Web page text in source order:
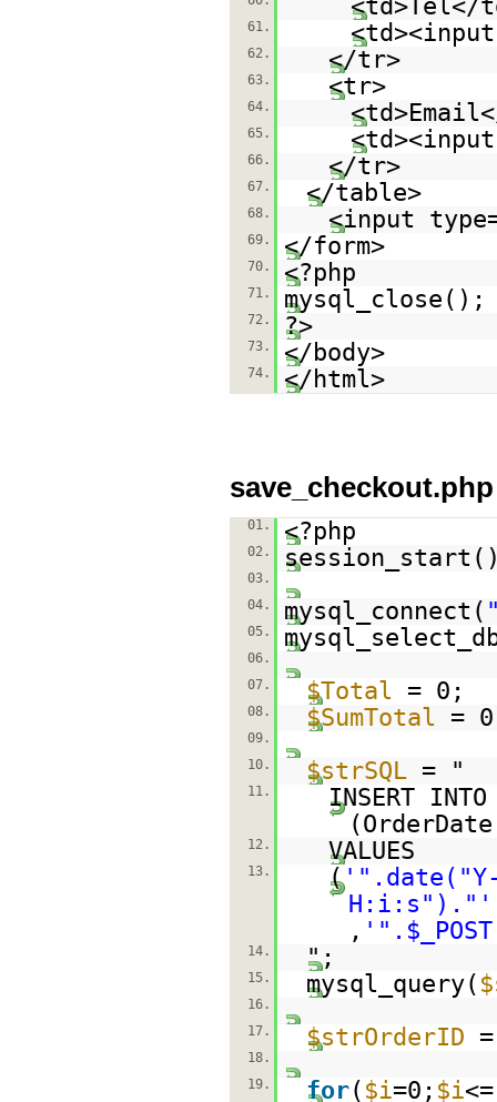
<td>Tel</
61.
62. </tr>
63. <tr>
64.
65.
66. </tr>
67. </table>
68. <input
69. </form>
70. <?php
71. mysql_close();
72. ?>
73. </body>
74. </html>
save_checkout.php
01. <?php
02.
03.
04.
mysql_connect(
05.
06.
07.
$Total = 0;
08. $SumTotal =
09.
10.
$strSQL = "
11.
INSERT
12. VALUES
13. ('".date("Y-
H:i:s")."'
,
14. ";
15. mysql_query(
16.
17.
$strOrderID
18.
19.
for( $i=0; $i